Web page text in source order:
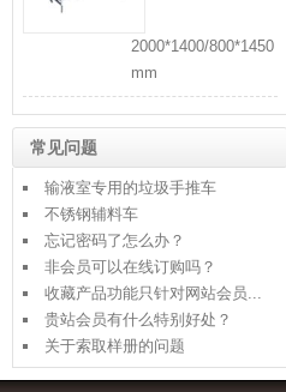
2000*1400/800*1450
mm
常见问题
输液室专用的垃圾手推车
不锈钢辅料车
忘记密码了怎么办？
非会员可以在线订购吗？
收藏产品功能只针对网站会员...
贵站会员有什么特别好处？
关于索取样册的问题